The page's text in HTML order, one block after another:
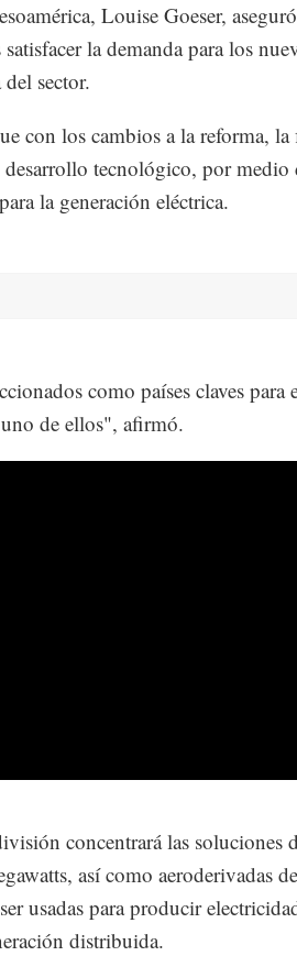
Louise Goeser,
la demanda para los
sector.
con los cambios a la reforma,
tecnológico, por medio
la generación eléctrica.
como países claves para
de ellos", afirmó.
concentrará las soluciones
así como aeroderivadas
usadas para producir
distribuida.